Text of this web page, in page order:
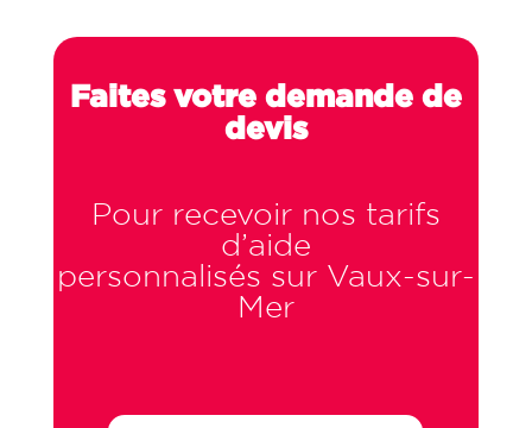
Faites votre demande de
devis
Pour recevoir nos tarifs
d’aide
personnalisés sur Vaux-sur-
Mer